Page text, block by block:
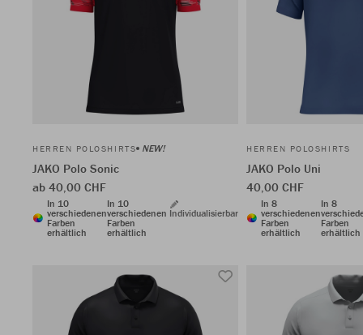
HERREN POLOSHIRTS NEW!
JAKO Polo Sonic
ab 40,00 CHF
In 10
verschiedenen
Farben
erhältlich
In 10
verschiedenen
Farben
erhältlich
Individualisierbar
HERREN POLOSHIRTS
JAKO Polo Uni
40,00 CHF
In 8
verschiedenen
Farben
erhältlich
In 8
Farben
erhältlich